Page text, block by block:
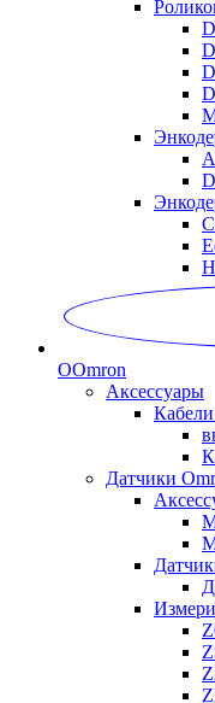
OOmron
Аксессуары
Датчики